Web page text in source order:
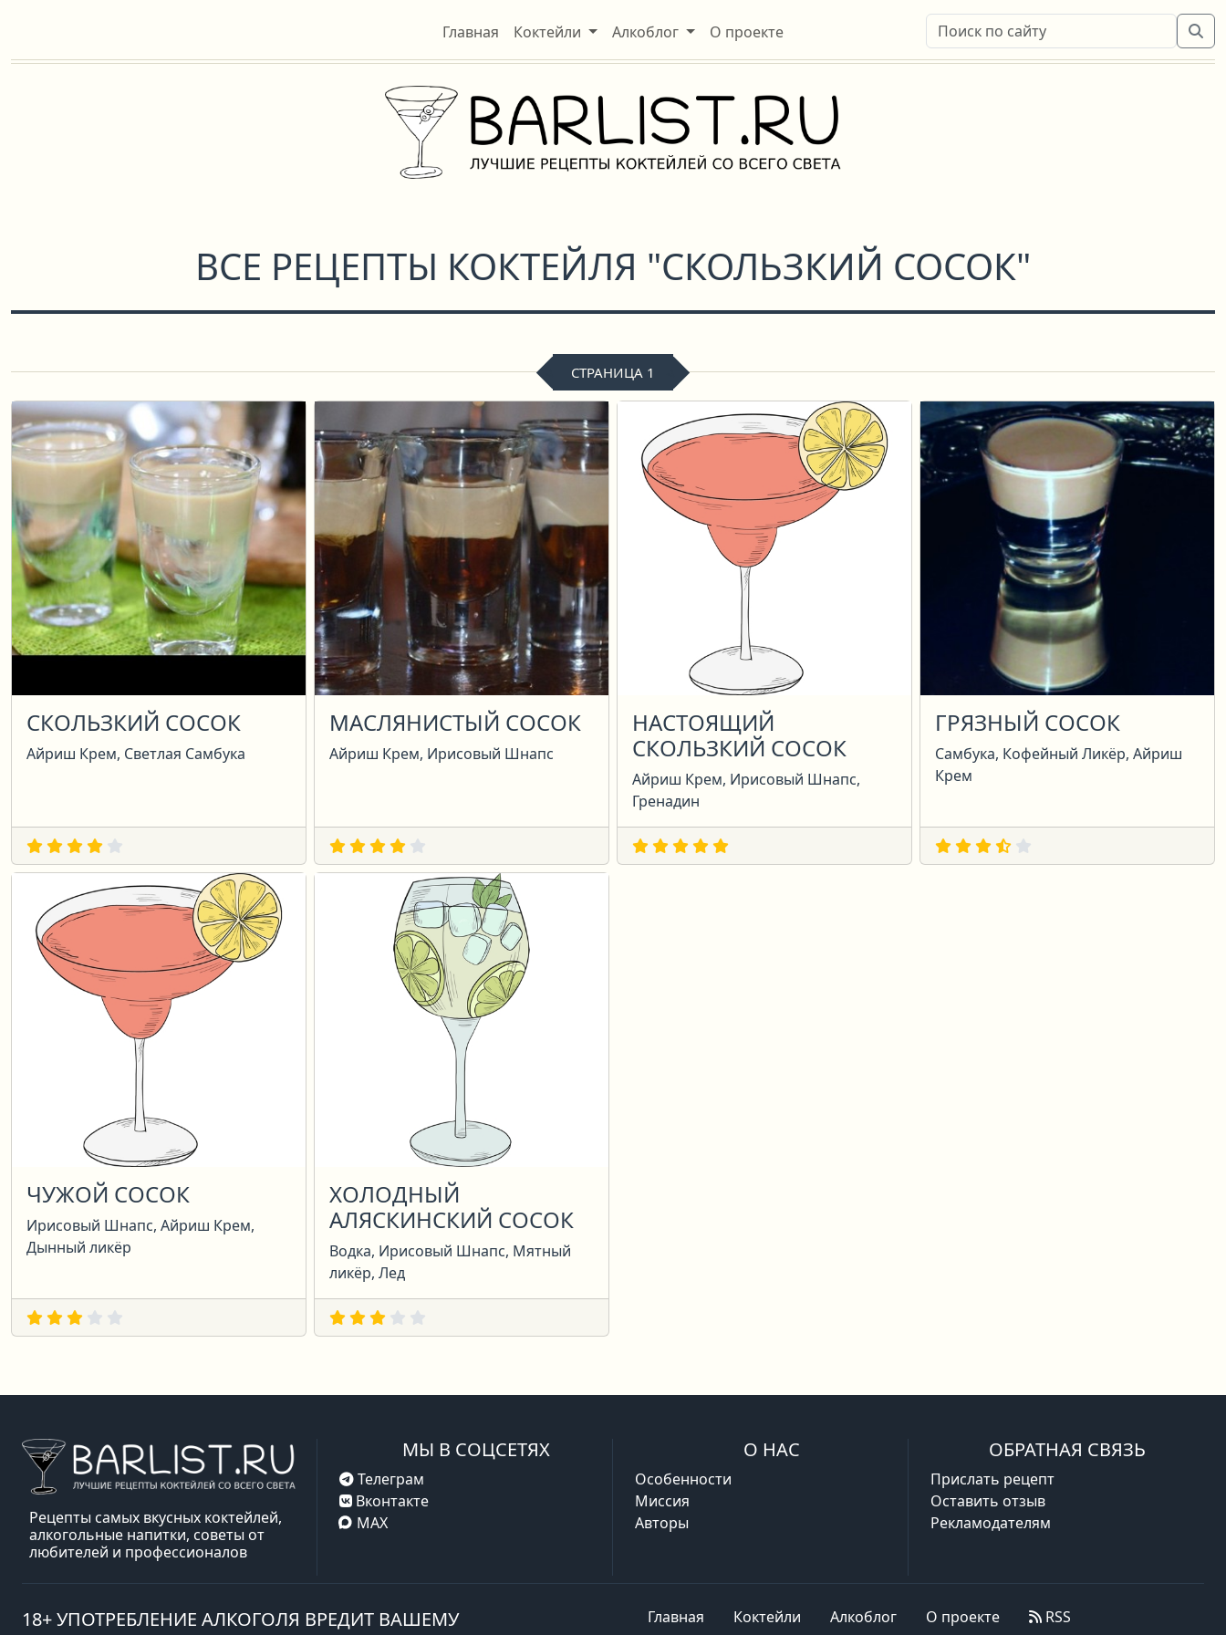
Главная Коктейли Алкоблог О проекте
ВСЕ РЕЦЕПТЫ КОКТЕЙЛЯ "СКОЛЬЗКИЙ СОСОК"
СТРАНИЦА 1
СКОЛЬЗКИЙ СОСОК
Айриш Крем, Светлая Самбука
МАСЛЯНИСТЫЙ СОСОК
Айриш Крем, Ирисовый Шнапс
НАСТОЯЩИЙ
СКОЛЬЗКИЙ СОСОК
Айриш Крем, Ирисовый Шнапс,
Гренадин
ГРЯЗНЫЙ СОСОК
Самбука, Кофейный Ликёр, Айриш
Крем
ЧУЖОЙ СОСОК
Ирисовый Шнапс, Айриш Крем,
Дынный ликёр
ХОЛОДНЫЙ
АЛЯСКИНСКИЙ СОСОК
Водка, Ирисовый Шнапс, Мятный
ликёр, Лед
Рецепты самых вкусных коктейлей,
алкогольные напитки, советы от
любителей и профессионалов
МЫ В СОЦСЕТЯХ
Телеграм
Вконтакте
MAX
О НАС
Особенности
Миссия
Авторы
ОБРАТНАЯ СВЯЗЬ
Прислать рецепт
Оставить отзыв
Рекламодателям
18+ УПОТРЕБЛЕНИЕ АЛКОГОЛЯ ВРЕДИТ ВАШЕМУ
Главная Коктейли Алкоблог О проекте RSS